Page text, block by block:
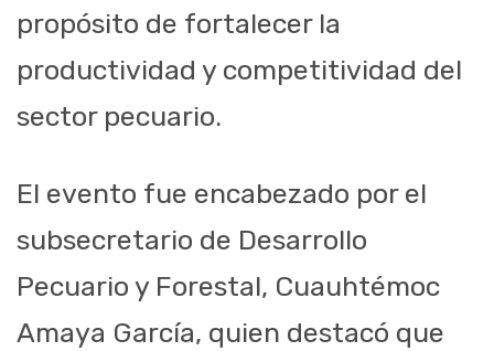
propósito de fortalecer la
productividad y competitividad del
sector pecuario.
El evento fue encabezado por el
subsecretario de Desarrollo
Pecuario y Forestal, Cuauhtémoc
Amaya García, quien destacó que